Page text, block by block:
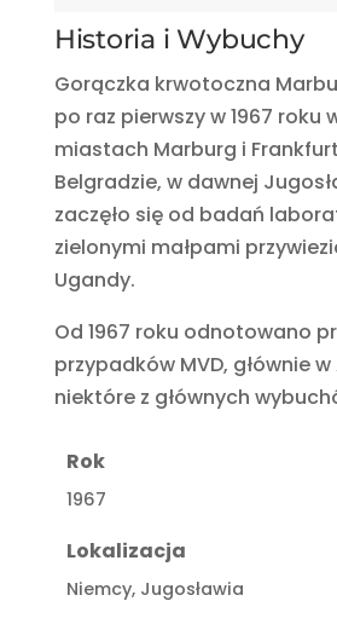
Historia i Wybuchy
Gorączka krwotoczna
po raz pierwszy w 1967 roku
miastach Marburg i
Belgradzie, w dawnej
zaczęło się od badań
zielonymi małpami
Ugandy.
Od 1967 roku odnotowano
przypadków MVD, głównie
niektóre z głównych
Rok
1967
Lokalizacja
Niemcy, Jugosławia